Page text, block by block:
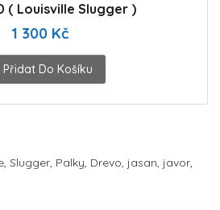
( Louisville Slugger )
1 300 Kč
Přidat Do Košíku
, Slugger, Palky, Drevo, jasan, javor,